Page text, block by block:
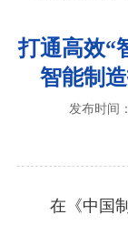
打通高效
智能制
发布时间
在《中国制